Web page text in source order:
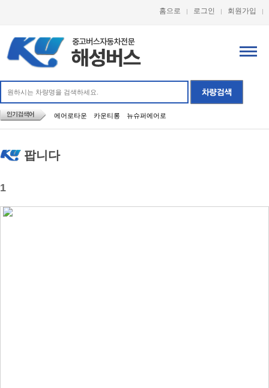
홈으로 로그인 회원가입
에어로타운 카운티롱 뉴슈퍼에어로
팝니다
1